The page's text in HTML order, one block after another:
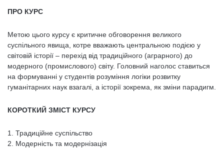
ПРО КУРС
Метою цього курсу є критичне обговорення великого
суспільного явища, котре вважають центральною подією у
світовій історії – перехід від традиційного (аграрного) до
модерного (промислового) світу. Головний наголос ставиться
на формуванні у студентів розуміння логіки розвитку
гуманітарних наук взагалі, а історії зокрема, як зміни парадигм.
КОРОТКИЙ ЗМІСТ КУРСУ
1. Традиційне суспільство
2. Модерність та модернізація